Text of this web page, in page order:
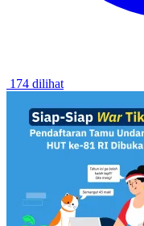
174 dilihat